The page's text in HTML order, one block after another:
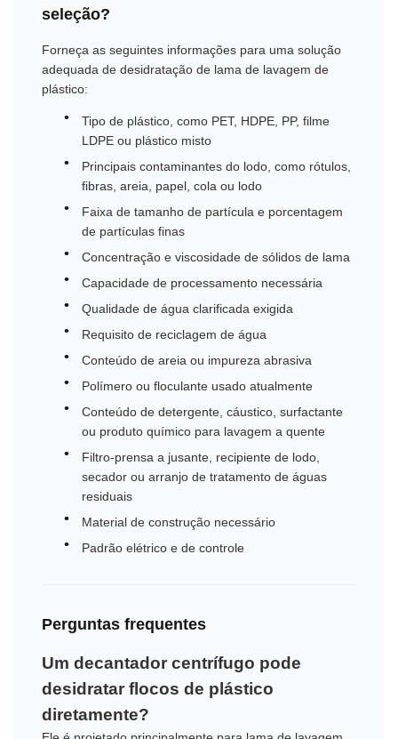
seleção?
Forneça as seguintes informações para uma solução
adequada de desidratação de lama de lavagem de
plástico:
Tipo de plástico, como PET, HDPE, PP, filme
LDPE ou plástico misto
Principais contaminantes do lodo, como rótulos,
fibras, areia, papel, cola ou lodo
Faixa de tamanho de partícula e porcentagem
de partículas finas
Concentração e viscosidade de sólidos de lama
Capacidade de processamento necessária
Qualidade de água clarificada exigida
Requisito de reciclagem de água
Conteúdo de areia ou impureza abrasiva
Polímero ou floculante usado atualmente
Conteúdo de detergente, cáustico, surfactante
ou produto químico para lavagem a quente
Filtro-prensa a jusante, recipiente de lodo,
secador ou arranjo de tratamento de águas
residuais
Material de construção necessário
Padrão elétrico e de controle
Perguntas frequentes
Um decantador centrífugo pode
desidratar flocos de plástico
diretamente?